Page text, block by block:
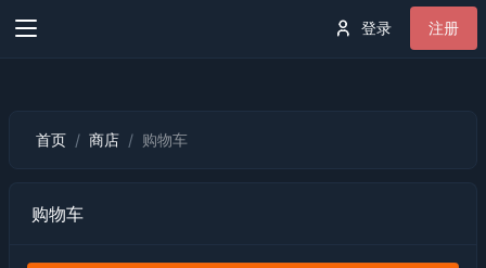
登录 注册
首页 商店 购物车
购物车